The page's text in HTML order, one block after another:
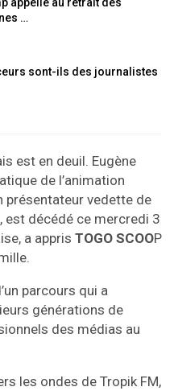
…
sont-ils des journalistes
est en deuil. Eugène
de l’animation
présentateur vedette de
est décédé ce mercredi 3
a appris TOGO SCOOP
parcours qui a
générations de
des médias au
les ondes de Tropik FM,